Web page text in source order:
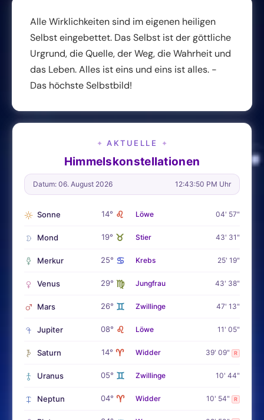
Alle Wirklichkeiten sind im eigenen heiligen
Selbst eingebettet. Das Selbst ist der göttliche
Urgrund, die Quelle, der Weg, die Wahrheit und
das Leben. Alles ist eins und eins ist alles. -
Das höchste Selbstbild!
✦ AKTUELLE ✦
Himmelskonstellationen
Datum: 06. August 2026 12:43:51 PM Uhr
Sonne 14° ♌ Löwe 04' 57"
Mond 19° ♉ Stier 43' 31"
Merkur 25° ♋ Krebs 25' 19"
Venus 29° ♍ Jungfrau 43' 38"
Mars 26° ♊ Zwillinge 47' 13"
Jupiter 08° ♌ Löwe 11' 05"
Saturn 14° ♈ Widder 39' 09" R
Uranus 05° ♊ Zwillinge 10' 44"
Neptun 04° ♈ Widder 10' 54" R